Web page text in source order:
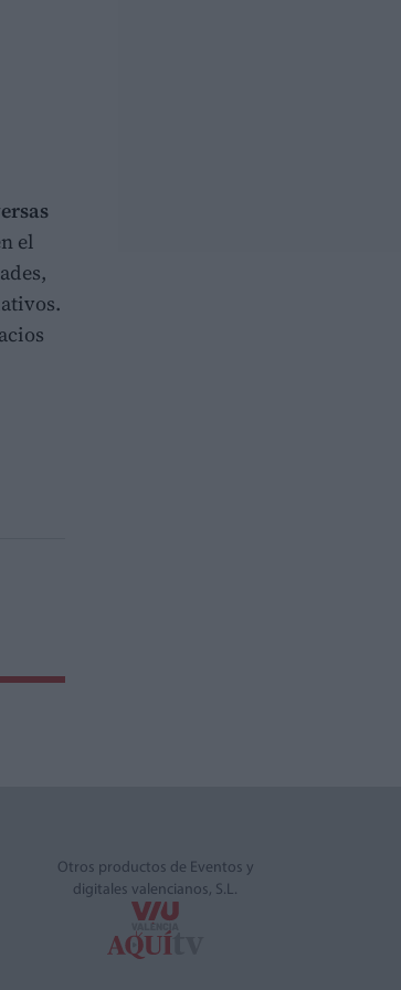
el
Otros productos de Eventos y
digitales valencianos, S.L.